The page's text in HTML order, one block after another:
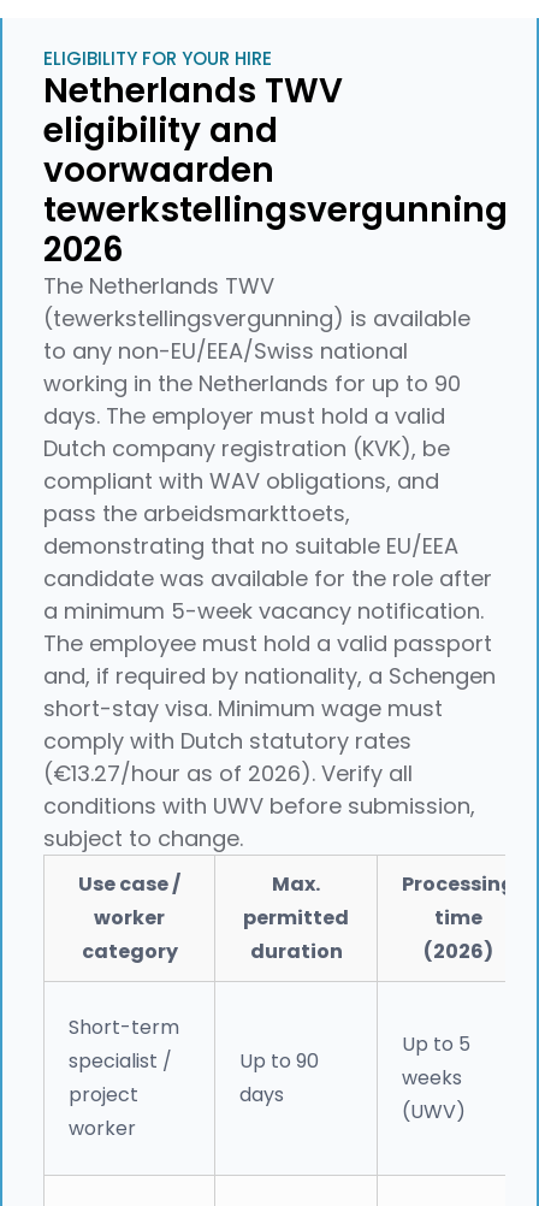
ELIGIBILITY FOR YOUR HIRE
Netherlands TWV
eligibility and
voorwaarden
tewerkstellingsvergunning
2026
The Netherlands TWV
(tewerkstellingsvergunning) is available
to any non-EU/EEA/Swiss national
working in the Netherlands for up to 90
days. The employer must hold a valid
Dutch company registration (KVK), be
compliant with WAV obligations, and
pass the arbeidsmarkttoets,
demonstrating that no suitable EU/EEA
candidate was available for the role after
a minimum 5-week vacancy notification.
The employee must hold a valid passport
and, if required by nationality, a Schengen
short-stay visa. Minimum wage must
comply with Dutch statutory rates
(€13.27/hour as of 2026). Verify all
conditions with UWV before submission,
subject to change.
Use case /
worker
category
Max.
permitted
duration
Processing
time
(2026)
Short-term
specialist /
project
worker
Up to 90
days
Up to 5
weeks
(UWV)